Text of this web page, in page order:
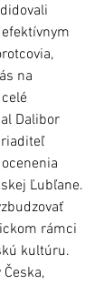
efektívnym
na
Dalibor
riaditeľ
Ľubľane.
rámci
kultúru.